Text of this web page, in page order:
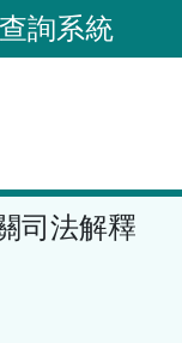
詢系統
司法解釋